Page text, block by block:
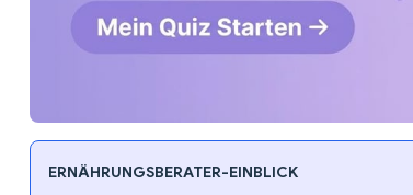
ERNÄHRUNGSBERATER-EINBLICK